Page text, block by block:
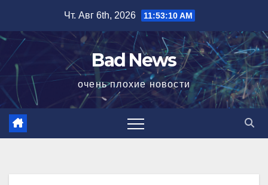
содержимому
Чт. Авг 6th, 2026 11:53:11 AM
Bad News
очень плохие новости